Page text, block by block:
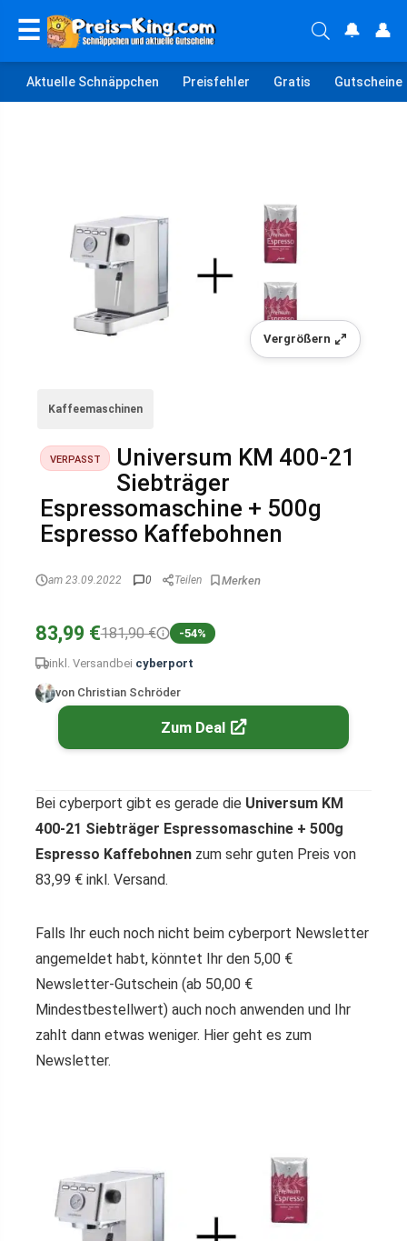
☰ 🔔 👤
Aktuelle Schnäppchen Preisfehler Gratis Gutscheine
Vergrößern
Kaffeemaschinen
VERPASST
Universum KM 400-21
Siebträger
Espressomaschine + 500g
Espresso Kaffebohnen
am 23.09.2022 0 Teilen
83,99 €181,90 € -54%
inkl. Versand bei cyberport
von Christian Schröder
Zum Deal
Bei cyberport gibt es gerade die Universum KM
400-21 Siebträger Espressomaschine + 500g
Espresso Kaffebohnen zum sehr guten Preis von
83,99 € inkl. Versand.
Falls Ihr euch noch nicht beim cyberport Newsletter
angemeldet habt, könntet Ihr den 5,00 €
Newsletter-Gutschein (ab 50,00 €
Mindestbestellwert) auch noch anwenden und Ihr
zahlt dann etwas weniger. Hier geht es zum
Newsletter.